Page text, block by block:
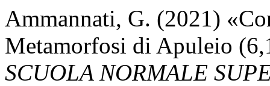
Ammannati, G. (2021)
Metamorfosi di Apuleio
SCUOLA NORMALE